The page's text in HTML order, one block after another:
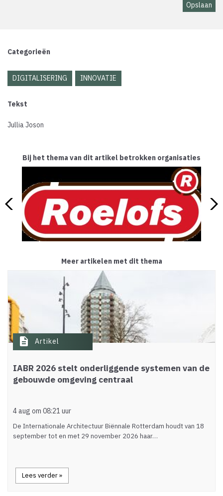
Categorieën
DIGITALISERING INNOVATIE
Tekst
Jullia Joson
Bij het thema van dit artikel betrokken organisaties
Meer artikelen met dit thema
description Artikel
IABR 2026 stelt onderliggende systemen van de
gebouwde omgeving centraal
4 aug om 08:21 uur
De Internationale Architectuur Biënnale Rotterdam houdt van 18
september tot en met 29 november 2026 haar…
Lees verder »